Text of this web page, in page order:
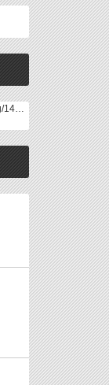
world-weather.ru/pogoda/russia/yekaterinburg/14days/